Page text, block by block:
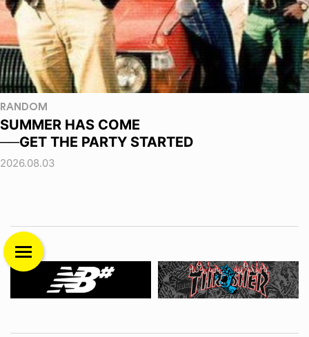
RANDOM
SUMMER HAS COME
──GET THE PARTY STARTED
2026.08.03